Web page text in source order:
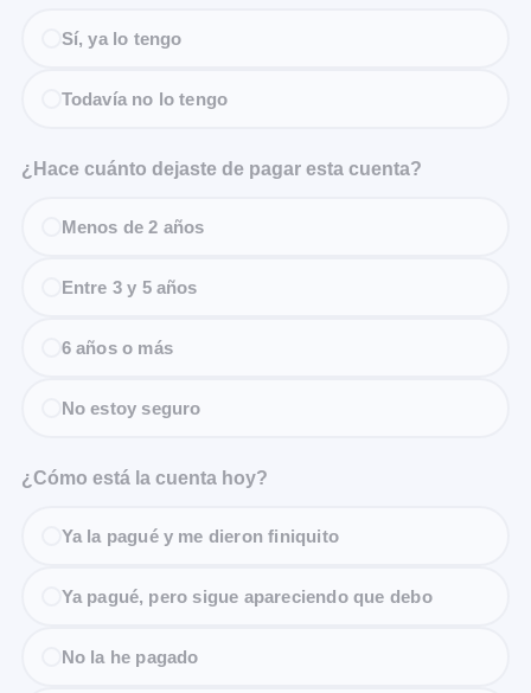
Sí, ya lo tengo
Todavía no lo tengo
¿Hace cuánto dejaste de pagar esta cuenta?
Menos de 2 años
Entre 3 y 5 años
6 años o más
No estoy seguro
¿Cómo está la cuenta hoy?
Ya la pagué y me dieron finiquito
Ya pagué, pero sigue apareciendo que debo
No la he pagado